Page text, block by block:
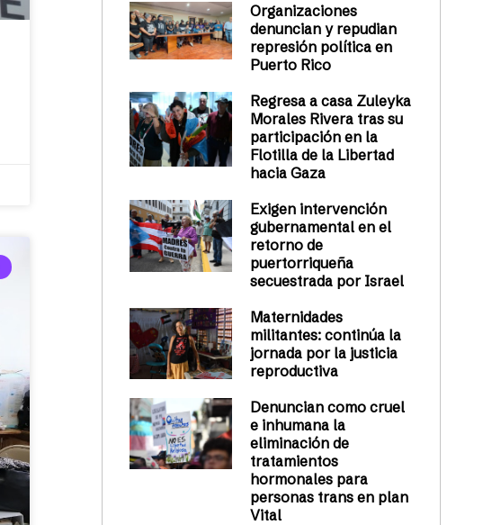
Organizaciones
denuncian y repudian
represión política en
Puerto Rico
Regresa a casa Zuleyka
Morales Rivera tras su
participación en la
Flotilla de la Libertad
hacia Gaza
Exigen intervención
gubernamental en el
retorno de
puertorriqueña
secuestrada por Israel
Maternidades
militantes: continúa la
jornada por la justicia
reproductiva
Denuncian como cruel
e inhumana la
eliminación de
tratamientos
hormonales para
personas trans en plan
Vital